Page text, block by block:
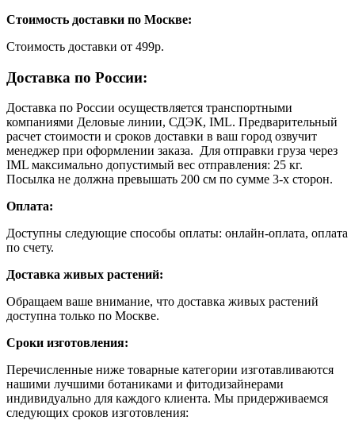
Стоимость доставки по Москве:
Cтоимость доставки от 499р.
Доставка по России:
Доставка по России осуществляется транспортными
компаниями Деловые линии, СДЭК, IML. Предварительный
расчет стоимости и сроков доставки в ваш город озвучит
менеджер при оформлении заказа. Для отправки груза через
IML максимально допустимый вес отправления: 25 кг.
Посылка не должна превышать 200 см по сумме 3-х сторон.
Оплата:
Доступны следующие способы оплаты: онлайн-оплата, оплата
по счету.
Доставка живых растений:
Обращаем ваше внимание, что доставка живых растений
доступна только по Москве.
Сроки изготовления:
Перечисленные ниже товарные категории изготавливаются
нашими лучшими ботаниками и фитодизайнерами
индивидуально для каждого клиента. Мы придерживаемся
следующих сроков изготовления: